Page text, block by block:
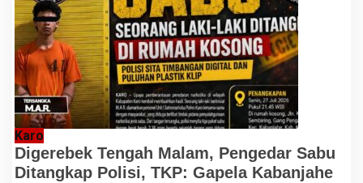
Karo
Digerebek Tengah Malam, Pengedar Sabu
Ditangkap Polisi, TKP: Gapela Kabanjahe